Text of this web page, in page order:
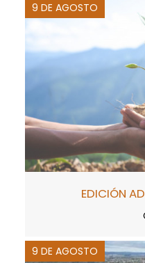
9 DE AGOSTO
EDICIÓN
9 DE AGOSTO